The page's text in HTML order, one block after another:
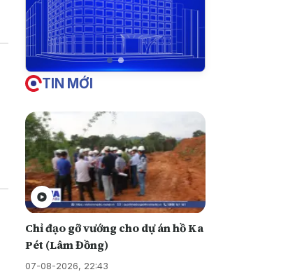
TIN MỚI
Chỉ đạo gỡ vướng cho dự án hồ Ka
Pét (Lâm Đồng)
07-08-2026, 22:43